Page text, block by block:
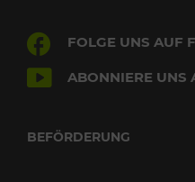
FOLGE UNS AUF
ABONNIERE UNS
BEFÖRDERUNG